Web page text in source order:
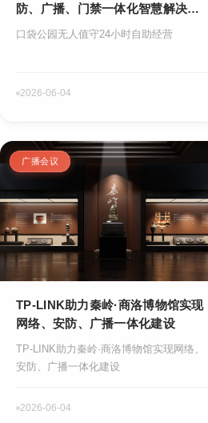
防、广播、门禁一体化智慧解决方
口袋公园无人值守24小时自助经营
2026-06-04
广播会议
TP-LINK助力秦岭·商洛博物馆实现
网络、安防、广播一体化建设
TP-LINK助力秦岭·商洛博物馆实现网络、
安防、广播一体化建设
2026-06-04